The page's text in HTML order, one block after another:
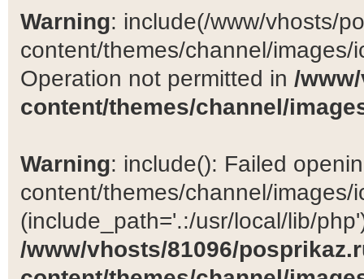
Warning: include(/www/vhosts/
content/themes/channel/
Operation not permitted in /
content/themes/channel/
Warning: include(): Failed
content/themes/channel/images/
(include_path='.:/usr/local/lib/
/www/vhosts/81096/